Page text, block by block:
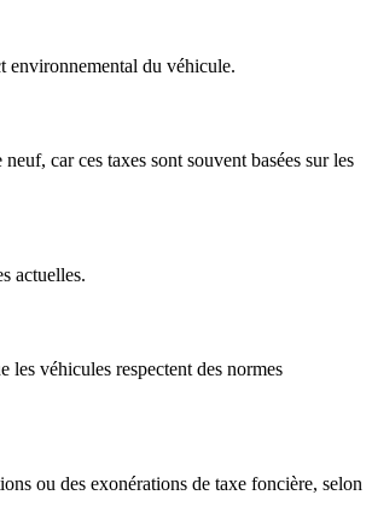
environnemental du véhicule.
car ces taxes sont souvent basées sur les
actuelles.
les véhicules respectent des normes
ou des exonérations de taxe foncière, selon